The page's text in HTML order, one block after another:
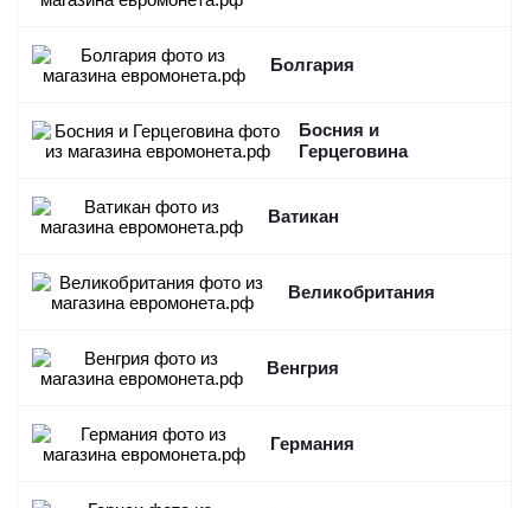
Болгария
Босния и
Герцеговина
Ватикан
Великобритания
Венгрия
Германия